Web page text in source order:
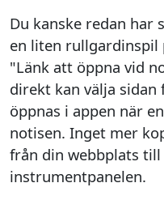
Du kanske redan har
en liten rullgardinspil
"Länk att öppna vid
direkt kan välja sidan
öppnas i appen när
notisen. Inget mer
från din webbplats
instrumentpanelen.